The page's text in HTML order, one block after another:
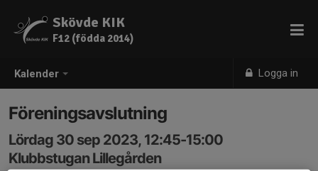
Kalender Logga in
Skövde KIK
F12 (födda 2014)
Föreningsavslutning
Lördag 30 sep 2023, 12:45-15:00
Klubbstugan Lillegården